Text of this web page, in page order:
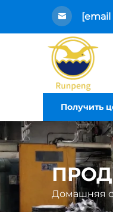
Получить
Домашняя